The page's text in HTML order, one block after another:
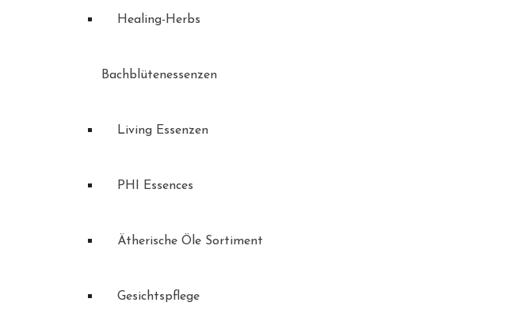
Healing-Herbs
Bachblütenessenzen
Living Essenzen
PHI Essences
Ätherische Öle Sortiment
Gesichtspflege